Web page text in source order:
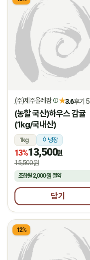
(주)제주올레팜 ★3.6후기 5
(농할 국산)하우스 감귤
(1kg/국내산)
1kg 냉장
13%13,500원
15,500원
조합원2,000원 절약
담기
12%